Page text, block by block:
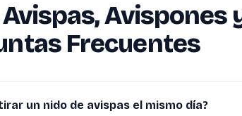
Avispones
Frecuentes
un nido de avispas el mismo día?